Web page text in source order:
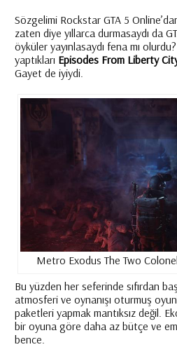
Sözgelimi Rockstar GTA 5
zaten diye yıllarca durmasaydı da
öyküler yayınlasaydı fena mı
yaptıkları Episodes From Liberty
Gayet de iyiydi.
Metro Exodus The Two
Bu yüzden her seferinde sıfırdan
atmosferi ve oynanışı oturmuş
paketleri yapmak mantıksız değil.
bir oyuna göre daha az bütçe ve
bence.